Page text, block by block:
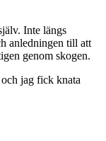
Inte längs
anledningen till att
genom skogen.
jag fick knata